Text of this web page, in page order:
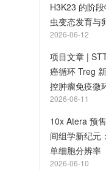
H3K23 的阶
虫变态发育与
2026-06-12
项目文章 |
癌循环 Treg
控肿瘤免疫微
2026-06-11
10x Atera 预
间组学新纪元
单细胞分辨率
2026-06-10